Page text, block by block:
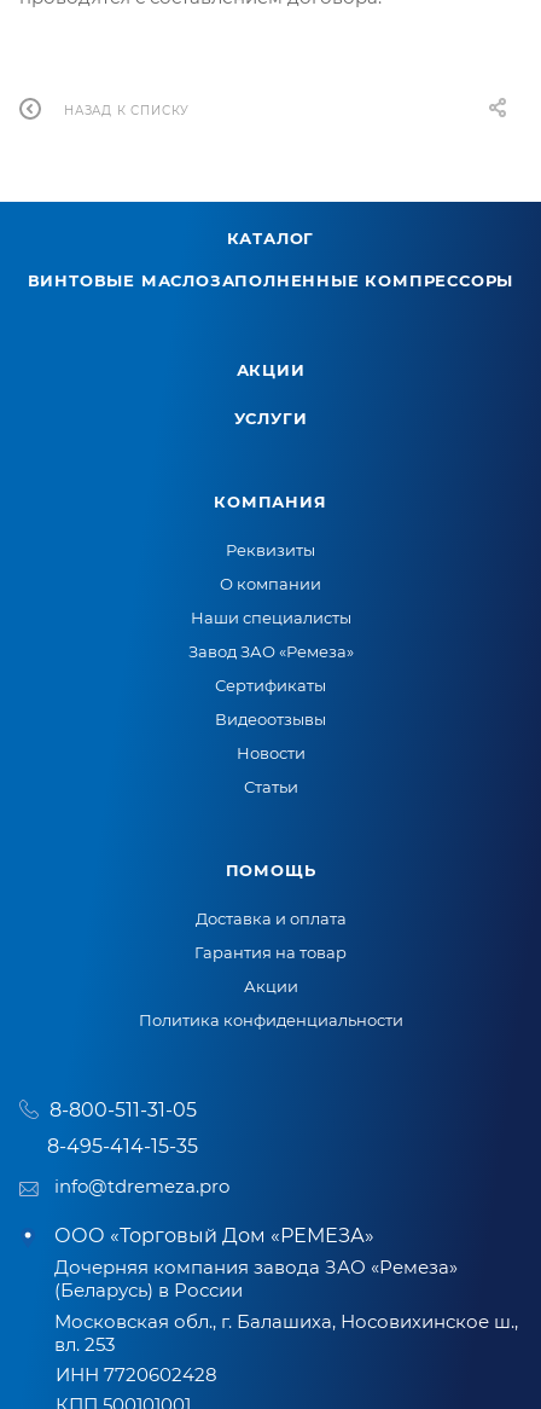
НАЗАД К СПИСКУ
КАТАЛОГ
ВИНТОВЫЕ МАСЛОЗАПОЛНЕННЫЕ КОМПРЕССОРЫ
АКЦИИ
УСЛУГИ
КОМПАНИЯ
Реквизиты
О компании
Наши специалисты
Завод ЗАО «Ремеза»
Сертификаты
Видеоотзывы
Новости
Статьи
ПОМОЩЬ
Доставка и оплата
Гарантия на товар
Акции
Политика конфиденциальности
8-800-511-31-05
8-495-414-15-35
info@tdremeza.pro
ООО «Торговый Дом «РЕМЕЗА»
Дочерняя компания завода ЗАО «Ремеза»
(Беларусь) в России
Московская обл., г. Балашиха, Носовихинское ш.,
вл. 253
ИНН 7720602428